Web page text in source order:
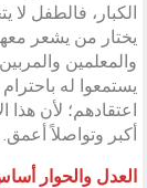
الكبار، فالطفل
يختار من يشعر
والمعلمين
يستمعوا له
اعتقادهم؛ لأن هذا
أكبر وتواصلاً أعمق.
العدل والحوار